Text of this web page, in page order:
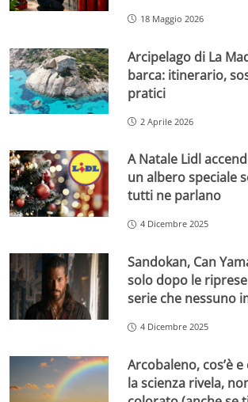
18 Maggio 2026
Arcipelago di La
barca: itinerario,
pratici
2 Aprile 2026
A Natale Lidl
un albero speciale
tutti ne parlano
4 Dicembre 2025
Sandokan, Can
solo dopo le
serie che nessuno
4 Dicembre 2025
Arcobaleno, cos’è
la scienza rivela,